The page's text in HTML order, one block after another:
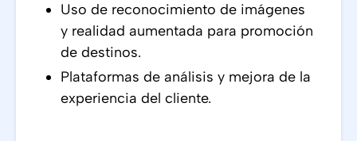
Uso de reconocimiento de imágenes
y realidad aumentada para promoción
de destinos.
Plataformas de análisis y mejora de la
experiencia del cliente.